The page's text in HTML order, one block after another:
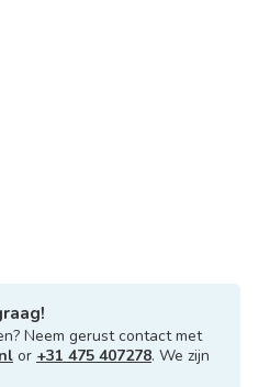
Neem gerust contact met
or +31 475 407278. We zijn